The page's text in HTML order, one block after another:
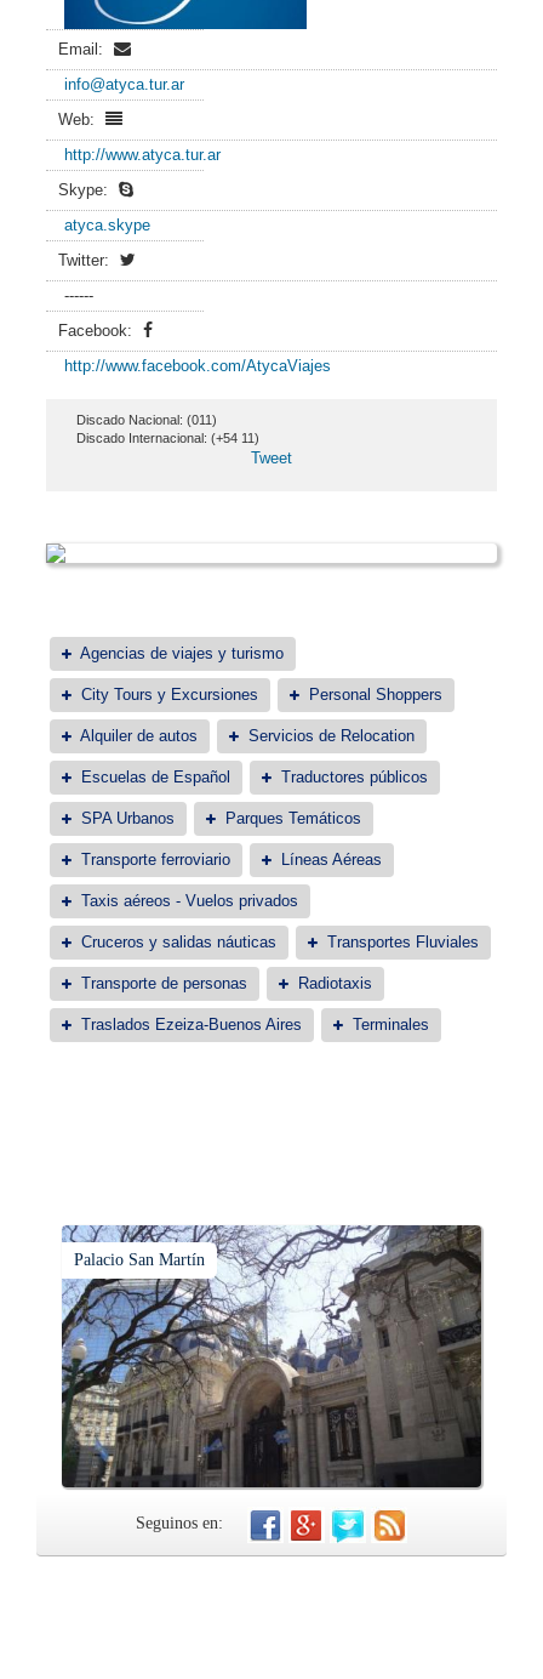
Email:
info@atyca.tur.ar
Web:
http://www.atyca.tur.ar
Skype:
atyca.skype
Twitter:
------
Facebook:
http://www.facebook.com/AtycaViajes
Discado Nacional: (011)
Discado Internacional: (+54 11)
Tweet
Agencias de viajes y turismo
City Tours y Excursiones Personal Shoppers
Alquiler de autos Servicios de Relocation
Escuelas de Español Traductores públicos
SPA Urbanos Parques Temáticos
Transporte ferroviario Líneas Aéreas
Taxis aéreos - Vuelos privados
Cruceros y salidas náuticas Transportes Fluviales
Transporte de personas Radiotaxis
Traslados Ezeiza-Buenos Aires Terminales
Palacio San Martín
Seguinos en: